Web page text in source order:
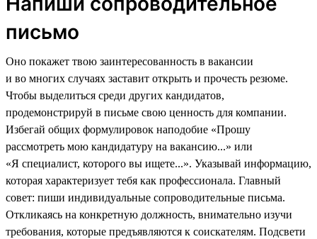
письмо
Оно покажет твою заинтересованность в вакансии
и во многих случаях заставит открыть и прочесть резюме.
Чтобы выделиться среди других кандидатов,
продемонстрируй в письме свою ценность для компании.
Избегай общих формулировок наподобие «Прошу
рассмотреть мою кандидатуру на вакансию...» или
«Я специалист, которого вы ищете...». Указывай информацию,
которая характеризует тебя как профессионала. Главный
совет: пиши индивидуальные сопроводительные письма.
Откликаясь на конкретную должность, внимательно изучи
требования, которые предъявляются к соискателям. Подсвети